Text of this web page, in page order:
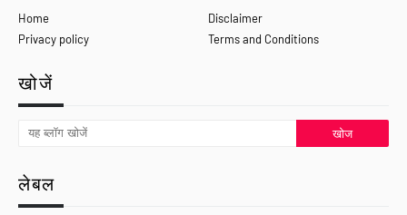
Home
Disclaimer
Privacy policy
Terms and Conditions
खोजें
लेबल